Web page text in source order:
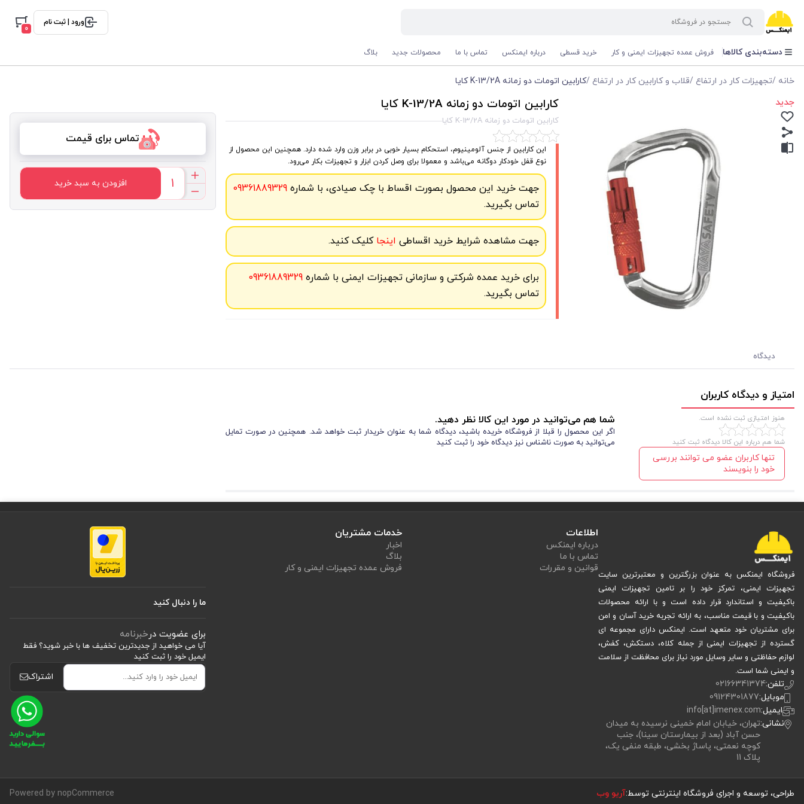
ورود | ثبت نام
0
دسته‌بندی کالاها فروش عمده تجهیزات ایمنی و کار خرید قسطی درباره ایمنکس تماس با ما محصولات جدید بلاگ
خانه /تجهیزات کار در ارتفاع /قلاب و کارابین کار در ارتفاع /کارابین اتومات دو زمانه K-13/2A کایا
جدید کارابین اتومات دو زمانه K-13/2A کایا
کارابین اتومات دو زمانه K-13/2A کایا
این کارابین از جنس آلومینیوم، استحکام بسیار خوبی در برابر وزن وارد شده دارد. همچنین این محصول از
نوع قفل خودکار دوگانه می‌باشد و معمولا برای وصل کردن ابزار و تجهیزات بکار می‌رود.
جهت خرید این محصول بصورت اقساط با چک صیادی، با شماره 09361889329
تماس بگیرید.
جهت مشاهده شرایط خرید اقساطی اینجاکلیک کنید.
برای خرید عمده شرکتی و سازمانی تجهیزات ایمنی با شماره 09361889329
تماس بگیرید.
تماس برای قیمت
افزودن به سبد خرید
دیدگاه
امتیاز و دیدگاه کاربران
هنوز امتیازی ثبت نشده است.
شما هم درباره این کالا دیدگاه ثبت کنید
تنها کاربران عضو می توانند بررسی
خود را بنویسند
شما هم می‌توانید در مورد این کالا نظر دهید.
اگر این محصول را قبلا از فروشگاه خریده باشید، دیدگاه شما به عنوان خریدار ثبت خواهد شد. همچنین در صورت تمایل
می‌توانید به صورت ناشناس نیز دیدگاه خود را ثبت کنید
فروشگاه ایمنکس به عنوان بزرگترین و معتبرترین سایت
تجهیزات ایمنی، تمرکز خود را بر تامین تجهیزات ایمنی
باکیفیت و استاندارد قرار داده است و با ارائه محصولات
باکیفیت و با قیمت مناسب، به ارائه تجربه خرید آسان و امن
برای مشتریان خود متعهد است. ایمنکس دارای مجموعه ای
گسترده از تجهیزات ایمنی از جمله کلاه، دستکش، کفش،
لوازم حفاظتی و سایر وسایل مورد نیاز برای محافظت از سلامت
و ایمنی شما است.
تلفن:02166341374
موبایل:09124301877
ایمیل:info[at]imenex.com
نشانی:تهران، خیابان امام خمینی نرسیده به میدان
حسن آباد (بعد از بیمارستان سینا)، جنب
کوچه نعمتی، پاساژ بخشی، طبقه منفی یک،
پلاک 11
اطلاعات
درباره ایمنکس
تماس با ما
قوانین و مقررات
خدمات مشتریان
اخبار
بلاگ
فروش عمده تجهیزات ایمنی و کار
ما را دنبال کنید
برای عضویت درخبرنامه
آیا می خواهید از جدید‌ترین تخفیف‌ ها با‌ خبر شوید؟ فقط
ایمیل خود را ثبت کنید
اشتراک
طراحی، توسعه و اجرای فروشگاه اینترنتی توسط:آریو وب Powered by nopCommerce